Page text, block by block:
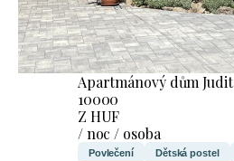
Apartmánový dům Judit
10000
Z HUF
/ noc / osoba
Povlečení Dětská postel